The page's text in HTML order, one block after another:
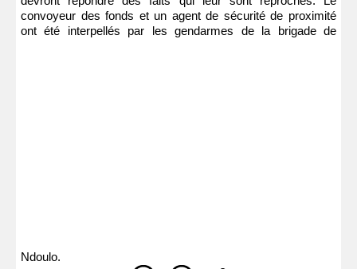
convoyeur des fonds et un agent de sécurité de proximité
ont été interpellés par les gendarmes de la brigade de
Ndoulo.